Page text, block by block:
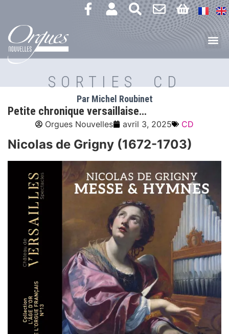
SORTIES CD
Par Michel Roubinet
Petite chronique versaillaise…
Orgues Nouvelles avril 3, 2025 CD
Nicolas de Grigny (1672-1703)